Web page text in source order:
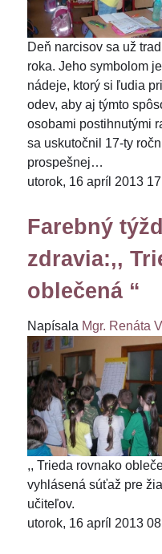
Deň narcisov sa už
roka. Jeho symbolom
nádeje, ktorý si ľudia
odev, aby aj týmto
osobami postihnutými
sa uskutočnil 17-ty
prospešnej…
utorok, 16 apríl 2013
Farebný
zdravia:,,
oblečená “
Napísala Mgr. Renáta
,, Trieda rovnako
vyhlásená súťaž pre
učiteľov.
utorok, 16 apríl 2013